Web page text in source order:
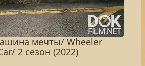
мечты/ Wheeler
2 сезон (2022)